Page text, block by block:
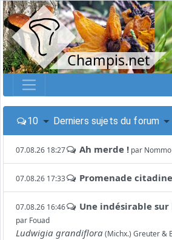
Champis.net
10 Derniers sujets du forum
07.08.26 18:27 Ah merde ! par Nommo
07.08.26 17:33 Promenade
07.08.26 16:46 Une indésirable sur
par Fouad
Ludwigia grandiflora(Michx.) Greuter &